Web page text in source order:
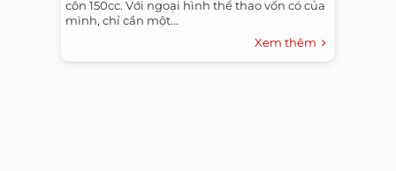
côn 150cc. Với ngoại hình thể thao vốn có của
mình, chỉ cần một...
Xem thêm